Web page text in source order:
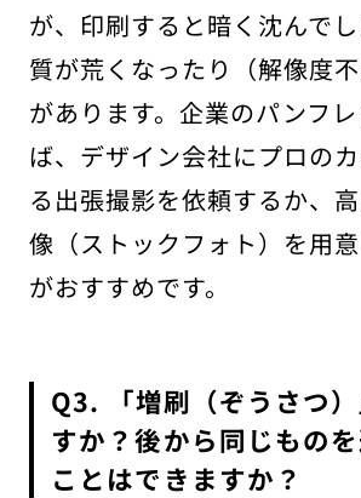
が、印刷すると暗く沈んで
質が荒くなったり（解像度
があります。企業のパンフ
ば、デザイン会社にプロの
る出張撮影を依頼するか、
像（ストックフォト）を用
がおすすめです。
Q3. 「増刷（ぞうさつ
すか？後から同じもの
ことはできますか？